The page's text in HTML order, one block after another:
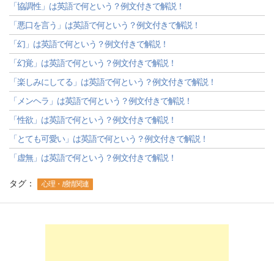
「協調性」は英語で何という？例文付きで解説！
「悪口を言う」は英語で何という？例文付きで解説！
「幻」は英語で何という？例文付きで解説！
「幻覚」は英語で何という？例文付きで解説！
「楽しみにしてる」は英語で何という？例文付きで解説！
「メンヘラ」は英語で何という？例文付きで解説！
「性欲」は英語で何という？例文付きで解説！
「とても可愛い」は英語で何という？例文付きで解説！
「虚無」は英語で何という？例文付きで解説！
タグ： 心理・感情関連